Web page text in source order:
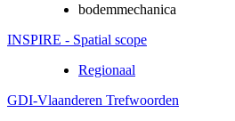
bodemmechanica
INSPIRE - Spatial scope
Regionaal
GDI-Vlaanderen Trefwoorden